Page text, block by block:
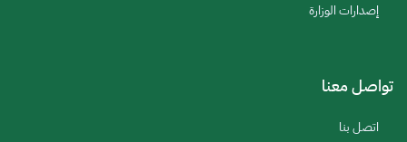
إصدارات الوزارة
تواصل معنا
اتصل بنا